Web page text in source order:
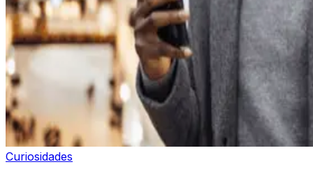
Curiosidades